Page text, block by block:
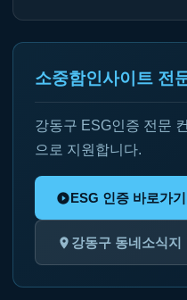
소중함인사이트 전
강동구 ESG인증 전문
으로 지원합니다.
ESG 인증 바로가기
강동구 동네소식지